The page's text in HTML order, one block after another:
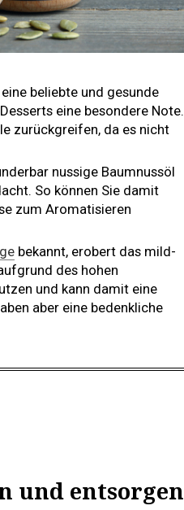
beliebte und gesunde
eine besondere Note.
zurückgreifen, da es nicht
nussige Baumnussöl
So können Sie damit
zum Aromatisieren
bekannt, erobert das mild-
des hohen
und kann damit eine
aber eine bedenkliche
und entsorgen